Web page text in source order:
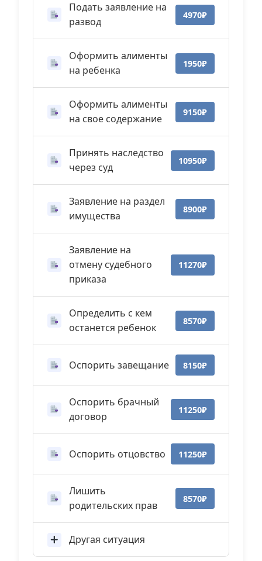
Подать заявление на
развод
4970₽
Оформить алименты
на ребенка
1950₽
Оформить алименты
на свое содержание
9150₽
Принять наследство
через суд
10950₽
Заявление на раздел
имущества
8900₽
Заявление на
отмену судебного
приказа
11270₽
Определить с кем
останется ребенок
8570₽
Оспорить завещание 8150₽
Оспорить брачный
договор
11250₽
Оспорить отцовство 11250₽
Лишить
родительских прав
8570₽
Другая ситуация